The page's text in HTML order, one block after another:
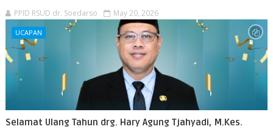
PPID RSUD dr. Soedarso May 20, 2026
UCAPAN
Selamat Ulang Tahun drg. Hary Agung Tjahyadi, M.Kes.